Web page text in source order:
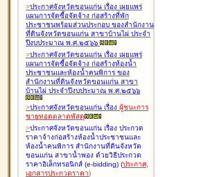
>ประกาศจังหวัดขอนแก่น เรื่อง เผยแพร่
แผนการจัดซื้อจัดจ้าง ก่อสร้างที่พัก
ประชาชนพร้อมส่วนประกอบ ของสำนักงาน
ที่ดินจังหวัดขอนแก่น สาขาบ้านไผ่ ประจำ
ปีงบประมาณ พ.ศ.๒๕๖๖
>ประกาศจังหวัดขอนแก่น เรื่อง เผยแพร่
แผนการจัดซื้อจัดจ้าง ก่อสร้างห้องน้ำ
ประชาชนและห้องน้ำคนพิการ ของ
สำนักงานที่ดินจังหวัดขอนแก่น สาขา
บ้านไผ่ ประจำปีงบประมาณ พ.ศ.๒๕๖๖
>ประกาศจังหวัดขอนแก่น เรื่อง ผู้ชนะการ
ขายทอดตลาดพัสดุ
>ประกาศจังหวัดขอนแก่น เรื่อง ประกวด
ราคาจ้างก่อสร้างห้องน้ำประชาชนและ
ห้องน้ำคนพิการ สำนักงานที่ดินจังหวัด
ขอนแก่น สาขาน้ำพอง ด้วยวิธีประกวด
ราคาอิเล็กทรอนิกส์ (e-bidding) (ประกาศ,
เอกสารประกวดราคา)